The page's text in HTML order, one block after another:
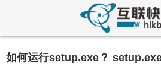
如何运行setup.exe？